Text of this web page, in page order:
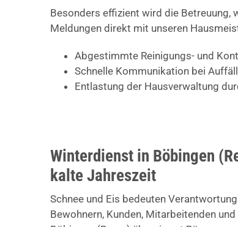
Besonders effizient wird die Betreuung,
Meldungen direkt mit unseren
Abgestimmte Reinigungs- und
Schnelle Kommunikation bei
Entlastung der Hausverwaltung
Winterdienst in Böbingen
kalte Jahreszeit
Schnee und Eis bedeuten
Bewohnern, Kunden, Mitarbeitenden